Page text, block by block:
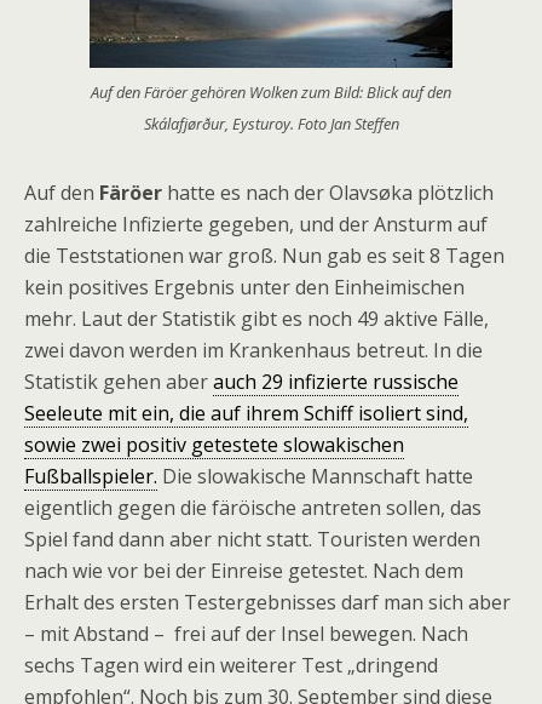
Auf den Färöer gehören Wolken zum Bild: Blick auf den
Skálafjørður, Eysturoy. Foto Jan Steffen
Auf den Färöer hatte es nach der Olavsøka plötzlich
zahlreiche Infizierte gegeben, und der Ansturm auf
die Teststationen war groß. Nun gab es seit 8 Tagen
kein positives Ergebnis unter den Einheimischen
mehr. Laut der Statistik gibt es noch 49 aktive Fälle,
zwei davon werden im Krankenhaus betreut. In die
Statistik gehen aberauch 29 infizierte russische
Seeleute mit ein, die auf ihrem Schiff isoliert sind,
sowie zwei positiv getestete slowakischen
Fußballspieler. Die slowakische Mannschaft hatte
eigentlich gegen die färöische antreten sollen, das
Spiel fand dann aber nicht statt. Touristen werden
nach wie vor bei der Einreise getestet. Nach dem
Erhalt des ersten Testergebnisses darf man sich aber
– mit Abstand – frei auf der Insel bewegen. Nach
sechs Tagen wird ein weiterer Test „dringend
empfohlen“. Noch bis zum 30. September sind diese